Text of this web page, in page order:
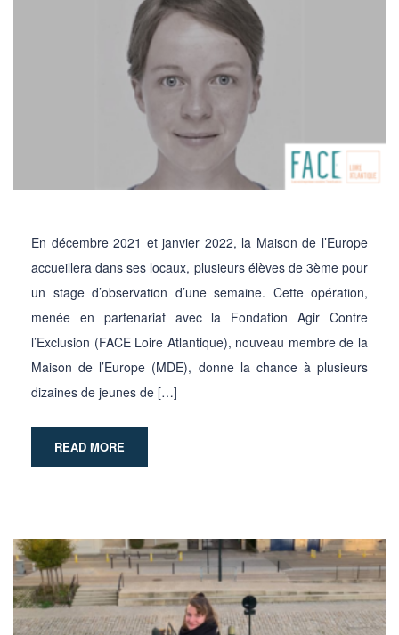
En décembre 2021 et janvier 2022, la Maison de l’Europe
accueillera dans ses locaux, plusieurs élèves de 3ème pour
un stage d’observation d’une semaine. Cette opération,
menée en partenariat avec la Fondation Agir Contre
l’Exclusion (FACE Loire Atlantique), nouveau membre de la
Maison de l’Europe (MDE), donne la chance à plusieurs
dizaines de jeunes de […]
READ MORE